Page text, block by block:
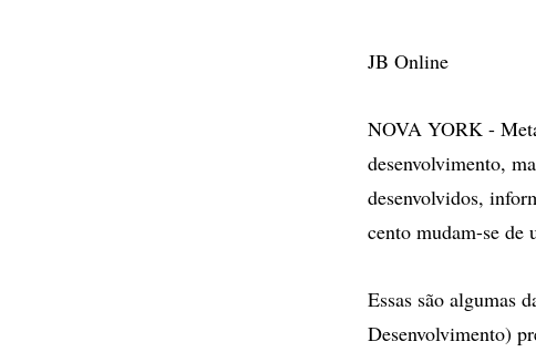
JB Online
NOVA YORK -
desenvolvimento,
desenvolvidos,
cento mudam-se de
Essas são algumas
Desenvolvimento)